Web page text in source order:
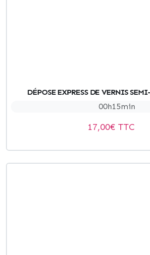
DÉPOSE EXPRESS DE VERNIS
00h15min
17,00€ TTC